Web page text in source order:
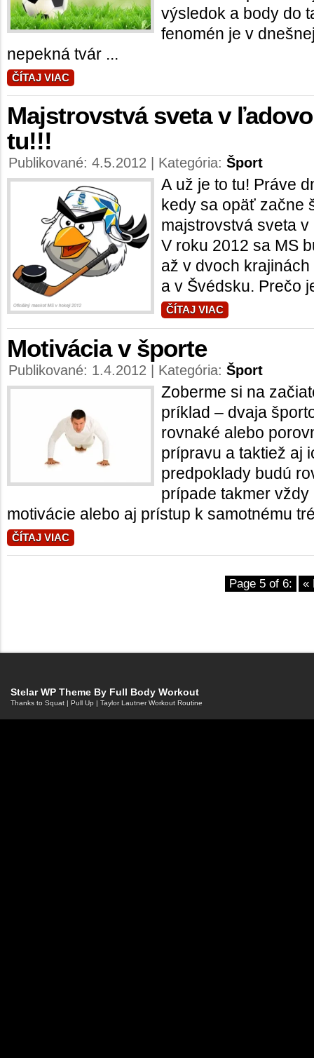
výsledok a body do
fenomén je v
nepekná tvár ...
ČÍTAJ VIAC
Majstrovstvá sveta v
tu!!!
Publikované: 4.5.2012 | Kategória: Šport
A už je to tu! Práve
kedy sa opäť začne
majstrovstvá sveta
V roku 2012 sa MS
až v dvoch
a v Švédsku. Prečo
ČÍTAJ VIAC
Motivácia v športe
Publikované: 1.4.2012 | Kategória: Šport
Zoberme si na
príklad – dvaja
rovnaké alebo
prípravu a taktiež aj
predpoklady budú
prípade takmer
motivácie alebo aj prístup k samotnému
ČÍTAJ VIAC
Page 5 of 6: «
Stelar WP Theme By Full Body Workout
Thanks to Squat | Pull Up | Taylor Lautner Workout Routine